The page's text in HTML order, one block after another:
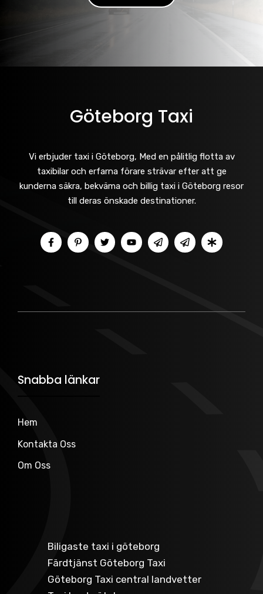
Göteborg Taxi
Vi erbjuder taxi i Göteborg, Med en pålitlig flotta av
taxibilar och erfarna förare strävar efter att ge
kunderna säkra, bekväma och billig taxi i Göteborg resor
till deras önskade destinationer.
Snabba länkar
Hem
Kontakta Oss
Om Oss
Biligaste taxi i göteborg
Färdtjänst Göteborg Taxi
Göteborg Taxi central landvetter